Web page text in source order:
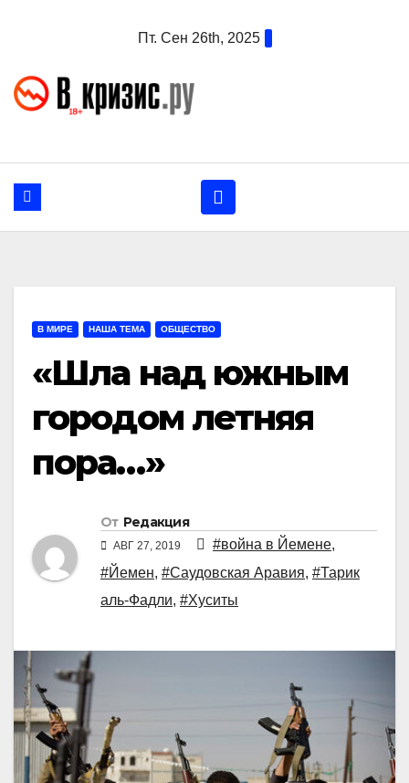
Пт. Сен 26th, 2025
В МИРЕ НАША ТЕМА ОБЩЕСТВО
«Шла над южным
городом летняя
пора…»
От Редакция
АВГ 27, 2019 #война в Йемене,
#Йемен, #Саудовская Аравия, #Тарик
аль-Фадли, #Хуситы